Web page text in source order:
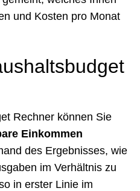
und Kosten pro Monat
Rechner können Sie
Einkommen
des Ergebnisses, wie
im Verhältnis zu
in erster Linie im